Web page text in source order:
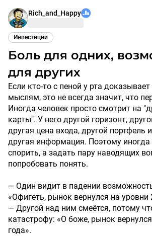
Rich_and_Happy
Инвестиции
Боль для одних, возможность
для других
Если кто-то с пеной у рта доказывает обратное вашим
мыслям, это не всегда значит, что
Иногда человек просто смотрит на
карты". У него другой горизонт,
другая цена входа, другой портфель
другая информация. Поэтому иногда
спорить, а задать пару наводящих
попробовать понять.
— Один видит в падении
«Офигеть, рынок вернулся на уровни
— Другой над ним смеётся, потому
катастрофу: «О боже, рынок
года».